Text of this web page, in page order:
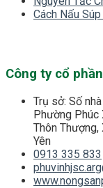
Cách Nấu
Công ty cổ
Trụ sở: Số
Phường Phúc
Thôn Thượng,
Yên
0913 335 833